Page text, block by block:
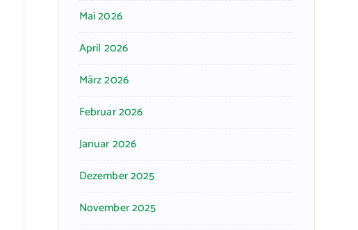
Mai 2026
April 2026
März 2026
Februar 2026
Januar 2026
Dezember 2025
November 2025